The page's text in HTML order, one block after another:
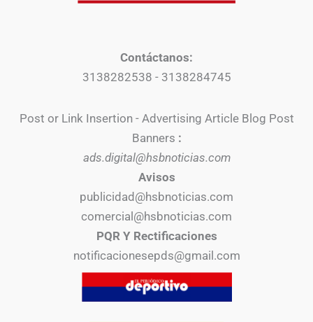
Contáctanos:
3138282538 - 3138284745
Post or Link Insertion - Advertising Article Blog Post
Banners :
ads.digital@hsbnoticias.com
Avisos
publicidad@hsbnoticias.com
comercial@hsbnoticias.com
PQR Y Rectificaciones
notificacionesepds@gmail.com